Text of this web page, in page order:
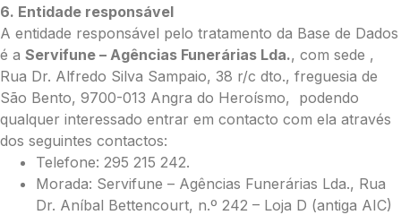
6. Entidade responsável
A entidade responsável pelo tratamento da Base de Dados
é a Servifune – Agências Funerárias Lda., com sede ,
Rua Dr. Alfredo Silva Sampaio, 38 r/c dto., freguesia de
São Bento, 9700-013 Angra do Heroísmo, podendo
qualquer interessado entrar em contacto com ela através
dos seguintes contactos:
Telefone: 295 215 242.
Morada: Servifune – Agências Funerárias Lda., Rua
Dr. Aníbal Bettencourt, n.º 242 – Loja D (antiga AIC)